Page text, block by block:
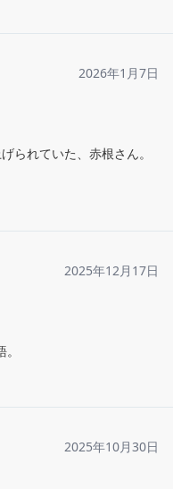
2026年1月7日
られていた、赤根さん。
2025年12月17日
2025年10月30日